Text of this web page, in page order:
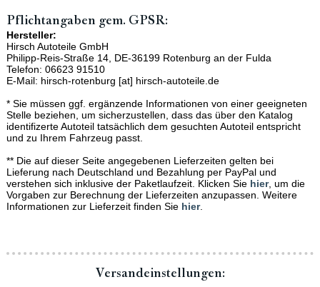
Pflichtangaben gem. GPSR:
Hersteller:
Hirsch Autoteile GmbH
Philipp-Reis-Straße 14, DE-36199 Rotenburg an der Fulda
Telefon: 06623 91510
E-Mail: hirsch-rotenburg [at] hirsch-autoteile.de
* Sie müssen ggf. ergänzende Informationen von einer geeigneten
Stelle beziehen, um sicherzustellen, dass das über den Katalog
identifizerte Autoteil tatsächlich dem gesuchten Autoteil entspricht
und zu Ihrem Fahrzeug passt.
** Die auf dieser Seite angegebenen Lieferzeiten gelten bei
Lieferung nach Deutschland und Bezahlung per PayPal und
verstehen sich inklusive der Paketlaufzeit. Klicken Sie hier, um die
Vorgaben zur Berechnung der Lieferzeiten anzupassen. Weitere
Informationen zur Lieferzeit finden Sie hier.
Versand­einstellungen: